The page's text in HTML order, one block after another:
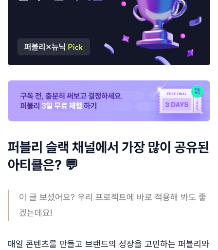
퍼블리 슬랙 채널에서 가장 많이 공유된
아티클은? 💬
이 글 보셨어요? 우리 프로젝트에 바로 적용해 봐도 좋
겠는데요!
매일 콘텐츠를 만들고 브랜드의 성장을 고민하는 퍼블리와